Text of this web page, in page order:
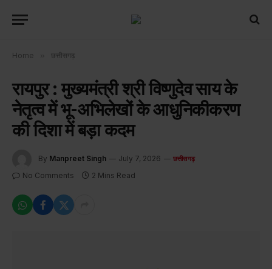
Home छत्तीसगढ़
रायपुर : मुख्यमंत्री श्री विष्णुदेव साय के
नेतृत्व में भू-अभिलेखों के आधुनिकीकरण
की दिशा में बड़ा कदम
By Manpreet Singh July 7, 2026 छत्तीसगढ़
No Comments 2 Mins Read